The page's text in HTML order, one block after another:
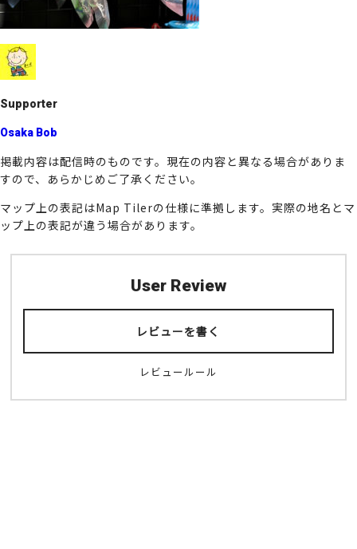
k
Supporter
Osaka Bob
掲載内容は配信時のものです。現在の内容と異なる場合がありま
すので、あらかじめご了承ください。
マップ上の表記はMap Tilerの仕様に準拠します。実際の地名とマ
ップ上の表記が違う場合があります。
User Review
レビューを書く
レビュールール